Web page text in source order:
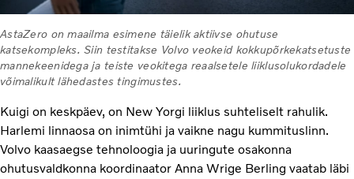
AstaZero on maailma esimene täielik aktiivse ohutuse
katsekompleks. Siin testitakse Volvo veokeid kokkupõrkekatsetuste
mannekeenidega ja teiste veokitega reaalsetele liiklusolukordadele
võimalikult lähedastes tingimustes.
Kuigi on keskpäev, on New Yorgi liiklus suhteliselt rahulik.
Harlemi linnaosa on inimtühi ja vaikne nagu kummituslinn.
Volvo kaasaegse tehnoloogia ja uuringute osakonna
ohutusvaldkonna koordinaator Anna Wrige Berling vaatab läbi